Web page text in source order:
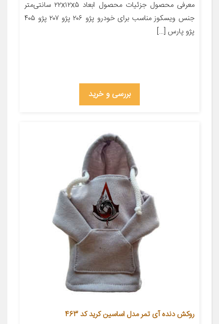
معرفی محصول جزئیات محصول ابعاد ۲۲x۱۲x۵ سانتی‌متر
جنس ویسکوز مناسب برای خودرو پژو ۲۰۶ پژو ۲۰۷ پژو ۴۰۵
پژو پارس […]
بررسی و خرید
روکش دنده آی تمر مدل اساسین کرید کد 463